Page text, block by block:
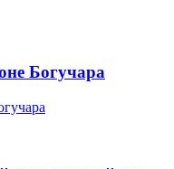
Богучара